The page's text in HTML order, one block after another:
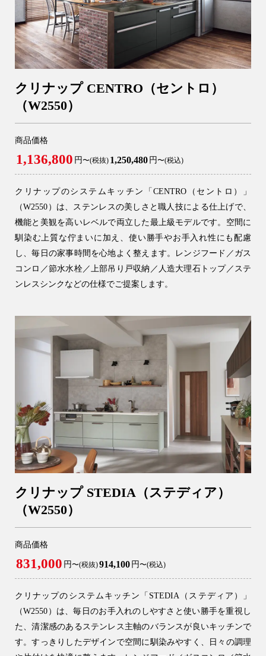
クリナップ CENTRO（セントロ）
（W2550）
商品価格
1,136,800 円〜(税抜) 1,250,480 円〜(税込)
クリナップのシステムキッチン「CENTRO（セントロ）」
（W2550）は、ステンレスの美しさと職人技による仕上げで、
機能と美観を高いレベルで両立した最上級モデルです。空間に
馴染む上質な佇まいに加え、使い勝手やお手入れ性にも配慮
し、毎日の家事時間を心地よく整えます。レンジフード／ガス
コンロ／節水水栓／上部吊り戸収納／人造大理石トップ／ステ
ンレスシンクなどの仕様でご提案します。
クリナップ STEDIA（ステディア）
（W2550）
商品価格
831,000 円〜(税抜)914,100 円〜(税込)
クリナップのシステムキッチン「STEDIA（ステディア）」
（W2550）は、毎日のお手入れのしやすさと使い勝手を重視し
た、清潔感のあるステンレス主軸のバランスが良いキッチンで
す。すっきりしたデザインで空間に馴染みやすく、日々の調理